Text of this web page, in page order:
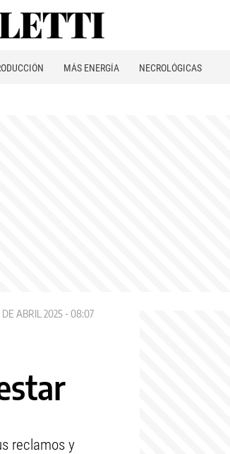
MÁS ENERGÍA NECROLÓGICAS
DE ABRIL 2025 - 08:07
reclamos y